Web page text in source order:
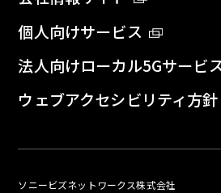
個人向けサービス
法人向けローカル5Gサービ
ウェブアクセシビリティ方針
ソニービズネットワークス株式会社